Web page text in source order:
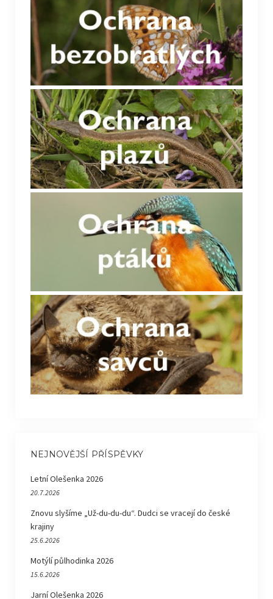
NEJNOVĚJŠÍ PŘÍSPĚVKY
Letní Olešenka 2026
20.7.2026
Znovu slyšíme „Už-du-du-du“. Dudci se vracejí do české
krajiny
25.6.2026
Motýlí půlhodinka 2026
15.6.2026
Jarní Olešenka 2026